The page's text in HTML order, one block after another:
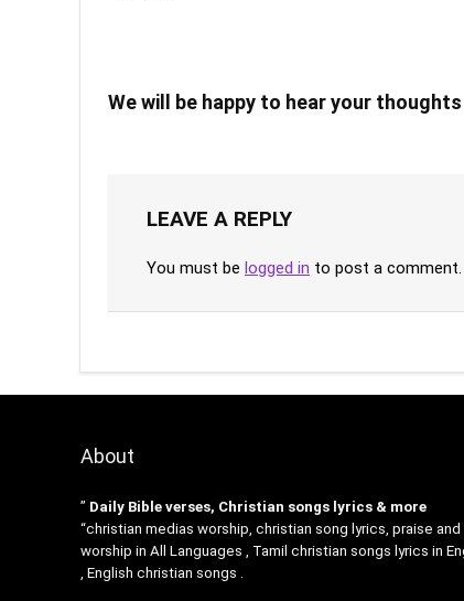
We will be happy to hear your thoughts
LEAVE A REPLY
You must be logged in to post a comment.
About
” Daily Bible verses, Christian songs lyrics & more
“christian medias worship, christian song lyrics, praise and
worship in All Languages , Tamil christian songs lyrics in
, English christian songs .